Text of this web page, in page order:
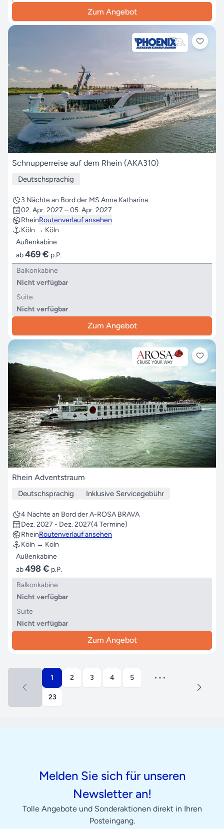
Zum Angebot
Schnupperreise auf dem Rhein (AKA310)
Deutschsprachig
3 Nächte an Bord der MS Anna Katharina
02. Apr. 2027 – 05. Apr. 2027
RheinRoutenverlauf ansehen
Köln → Köln
Außenkabine
ab469 € p.P.
Balkonkabine
Nicht verfügbar
Suite
Nicht verfügbar
Zum Angebot
Rhein Adventstraum
Deutschsprachig Inklusive Servicegebühr
4 Nächte an Bord der A-ROSA BRAVA
Dez. 2027 - Dez. 2027(4 Termine)
RheinRoutenverlauf ansehen
Köln → Köln
Außenkabine
ab498 € p.P.
Balkonkabine
Nicht verfügbar
Suite
Nicht verfügbar
Zum Angebot
1 2 3 4 5
23
Melden Sie sich für unseren
Newsletter an!
Tolle Angebote und Sonderaktionen direkt in Ihren
Posteingang.